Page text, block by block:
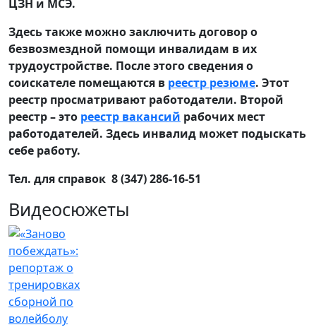
ЦЗН и МСЭ.
Здесь также можно заключить договор о
безвозмездной помощи инвалидам в их
трудоустройстве. После этого сведения о
соискателе помещаются в реестр резюме. Этот
реестр просматривают работодатели. Второй
реестр – это реестр вакансий рабочих мест
работодателей. Здесь инвалид может подыскать
себе работу.
Тел. для справок 8 (347) 286-16-51
Видеосюжеты